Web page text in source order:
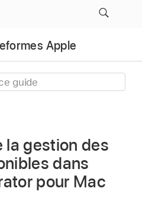
Apple
la gestion des
dans
pour Mac